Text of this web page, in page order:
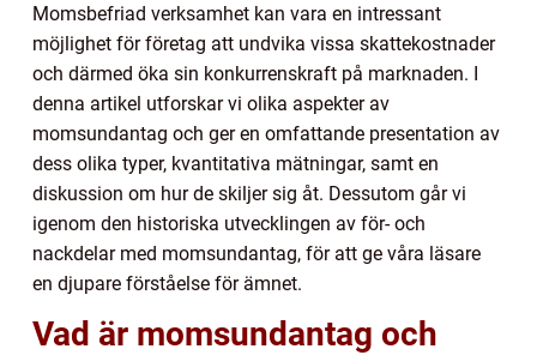
Momsbefriad verksamhet kan vara en intressant
möjlighet för företag att undvika vissa skattekostnader
och därmed öka sin konkurrenskraft på marknaden. I
denna artikel utforskar vi olika aspekter av
momsundantag och ger en omfattande presentation av
dess olika typer, kvantitativa mätningar, samt en
diskussion om hur de skiljer sig åt. Dessutom går vi
igenom den historiska utvecklingen av för- och
nackdelar med momsundantag, för att ge våra läsare
en djupare förståelse för ämnet.
Vad är momsundantag och